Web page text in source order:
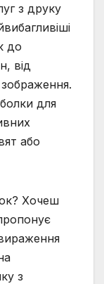
з друку
до
від
для
або
Хочеш
з